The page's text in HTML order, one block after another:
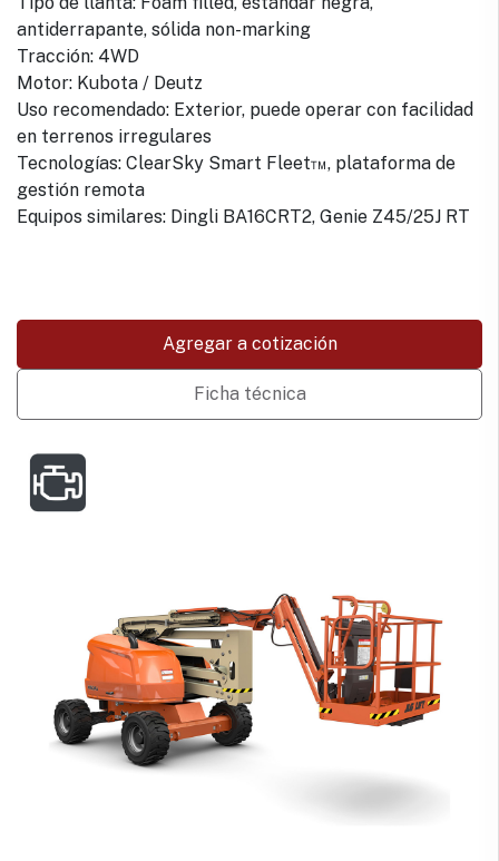
antiderrapante, sólida non-marking
Tracción: 4WD
Motor: Kubota / Deutz
Uso recomendado: Exterior, puede operar con facilidad
en terrenos irregulares
Tecnologías: ClearSky Smart Fleet™, plataforma de
gestión remota
Equipos similares: Dingli BA16CRT2, Genie Z45/25J RT
Agregar a cotización
Ficha técnica